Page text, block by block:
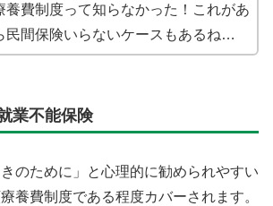
養費制度って知らなかった！これがあ
民間保険いらないケースもあるね…
業不能保険
きのために」と心理的に勧められやすい
養費制度である程度カバーされます。